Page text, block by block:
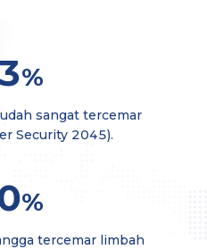
%
sangat tercemar
Security 2045).
%
tercemar limbah